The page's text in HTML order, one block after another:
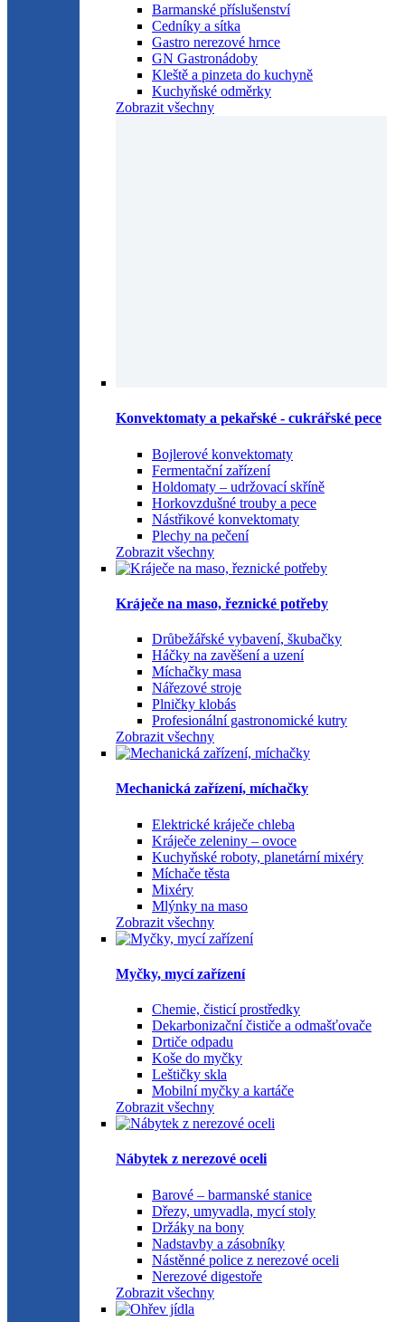
Barmanské příslušenství
Cedníky a sítka
Gastro nerezové hrnce
GN Gastronádoby
Kleště a pinzeta do kuchyně
Kuchyňské odměrky
Zobrazit všechny
Konvektomaty a pekařské - cukrářské pece
Bojlerové konvektomaty
Fermentační zařízení
Holdomaty – udržovací skříně
Horkovzdušné trouby a pece
Nástřikové konvektomaty
Plechy na pečení
Zobrazit všechny
Kráječe na maso, řeznické potřeby
Drůbežářské vybavení, škubačky
Háčky na zavěšení a uzení
Míchačky masa
Nářezové stroje
Plničky klobás
Profesionální gastronomické kutry
Zobrazit všechny
Mechanická zařízení, míchačky
Elektrické kráječe chleba
Kráječe zeleniny – ovoce
Kuchyňské roboty, planetární mixéry
Míchače těsta
Mixéry
Mlýnky na maso
Zobrazit všechny
Myčky, mycí zařízení
Chemie, čisticí prostředky
Dekarbonizační čističe a odmašťovače
Drtiče odpadu
Koše do myčky
Leštičky skla
Mobilní myčky a kartáče
Zobrazit všechny
Nábytek z nerezové oceli
Barové – barmanské stanice
Dřezy, umyvadla, mycí stoly
Držáky na bony
Nadstavby a zásobníky
Nástěnné police z nerezové oceli
Nerezové digestoře
Zobrazit všechny